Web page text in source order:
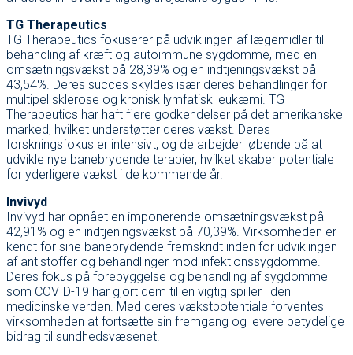
TG Therapeutics
TG Therapeutics fokuserer på udviklingen af lægemidler til
behandling af kræft og autoimmune sygdomme, med en
omsætningsvækst på 28,39% og en indtjeningsvækst på
43,54%. Deres succes skyldes især deres behandlinger for
multipel sklerose og kronisk lymfatisk leukæmi. TG
Therapeutics har haft flere godkendelser på det amerikanske
marked, hvilket understøtter deres vækst. Deres
forskningsfokus er intensivt, og de arbejder løbende på at
udvikle nye banebrydende terapier, hvilket skaber potentiale
for yderligere vækst i de kommende år.
Invivyd
Invivyd har opnået en imponerende omsætningsvækst på
42,91% og en indtjeningsvækst på 70,39%. Virksomheden er
kendt for sine banebrydende fremskridt inden for udviklingen
af antistoffer og behandlinger mod infektionssygdomme.
Deres fokus på forebyggelse og behandling af sygdomme
som COVID-19 har gjort dem til en vigtig spiller i den
medicinske verden. Med deres vækstpotentiale forventes
virksomheden at fortsætte sin fremgang og levere betydelige
bidrag til sundhedsvæsenet.